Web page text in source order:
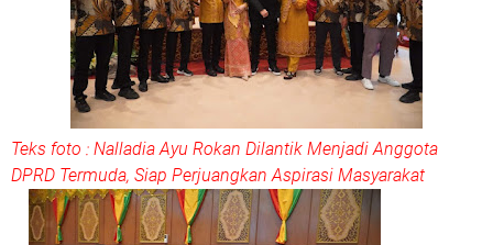
Teks foto : Nalladia Ayu Rokan Dilantik Menjadi Anggota
DPRD Termuda, Siap Perjuangkan Aspirasi Masyarakat